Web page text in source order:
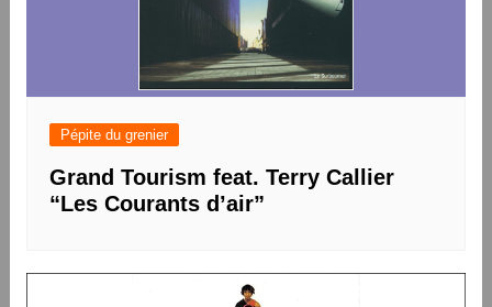
Pépite du grenier
Grand Tourism feat. Terry Callier
“Les Courants d’air”